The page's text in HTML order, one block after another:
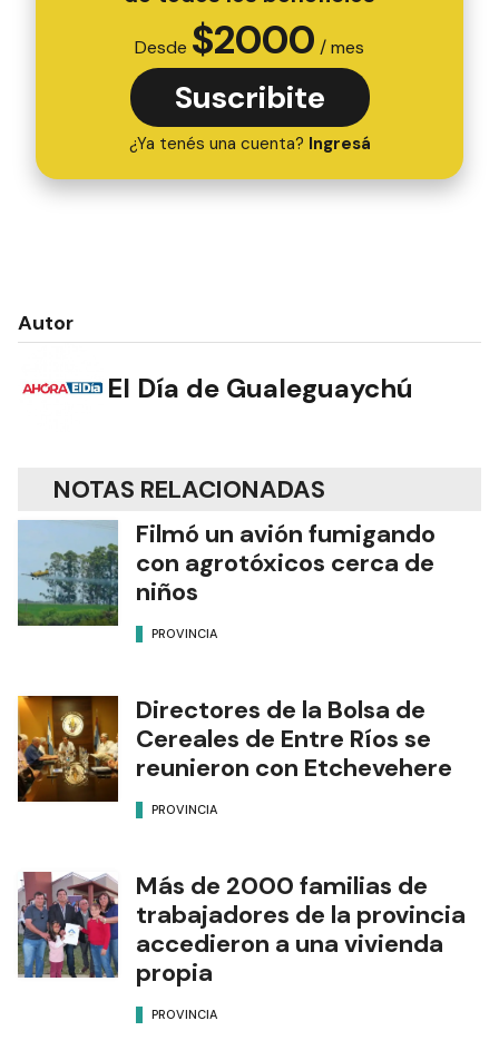
Desde $2000 / mes
Suscribite
¿Ya tenés una cuenta? Ingresá
Autor
El Día de Gualeguaychú
NOTAS RELACIONADAS
Filmó un avión fumigando
con agrotóxicos cerca de
niños
PROVINCIA
Directores de la Bolsa de
Cereales de Entre Ríos se
reunieron con Etchevehere
PROVINCIA
Más de 2000 familias de
trabajadores de la provincia
accedieron a una vivienda
propia
PROVINCIA